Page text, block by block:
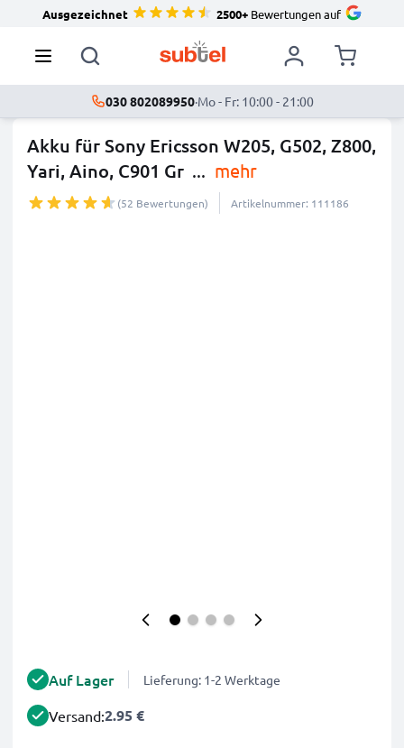
Ausgezeichnet 2500+Bewertungen auf
030 802089950·Mo - Fr: 10:00 - 21:00
Akku für Sony Ericsson W205, G502, Z800,
Yari, Aino, C901 Gr ... mehr
(52 Bewertungen) Artikelnummer: 111186
Auf Lager Lieferung: 1-2 Werktage
Versand:2.95 €